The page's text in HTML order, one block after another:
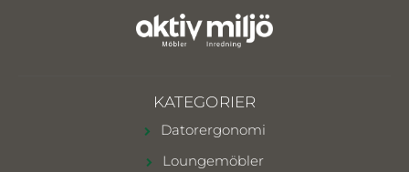
KATEGORIER
Datorergonomi
Loungemöbler